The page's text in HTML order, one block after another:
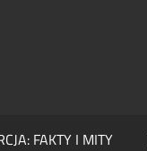
FAKTY I MITY